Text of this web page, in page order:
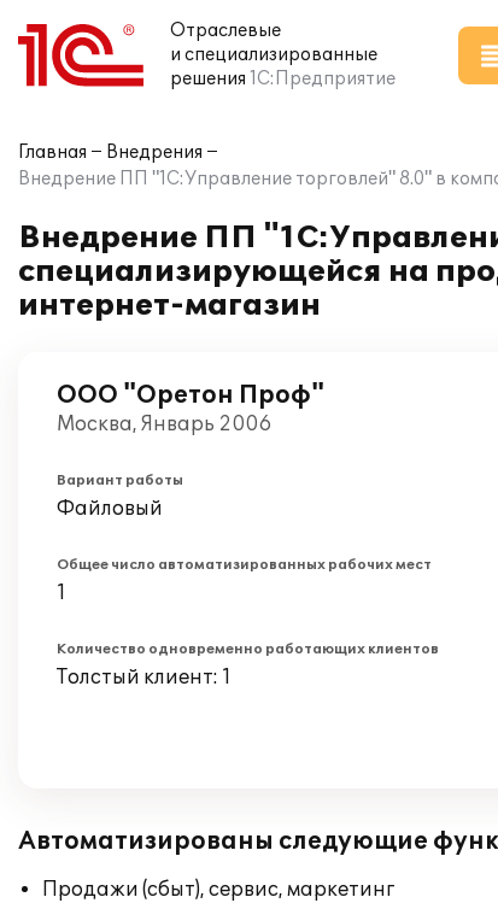
Отраслевые
и специализированные
решения 1С:Предприятие
Главная
Внедрения
Внедрение ПП "1С:Управление торговлей" 8.0" в
Внедрение ПП
специализирующейся на
интернет-магазин
ООО "Оретон Проф"
Москва, Январь 2006
Вариант работы
Файловый
Общее число автоматизированных рабочих мест
1
Количество одновременно работающих клиентов
Толстый клиент: 1
Автоматизированы следующие
Продажи (сбыт), сервис, маркетинг